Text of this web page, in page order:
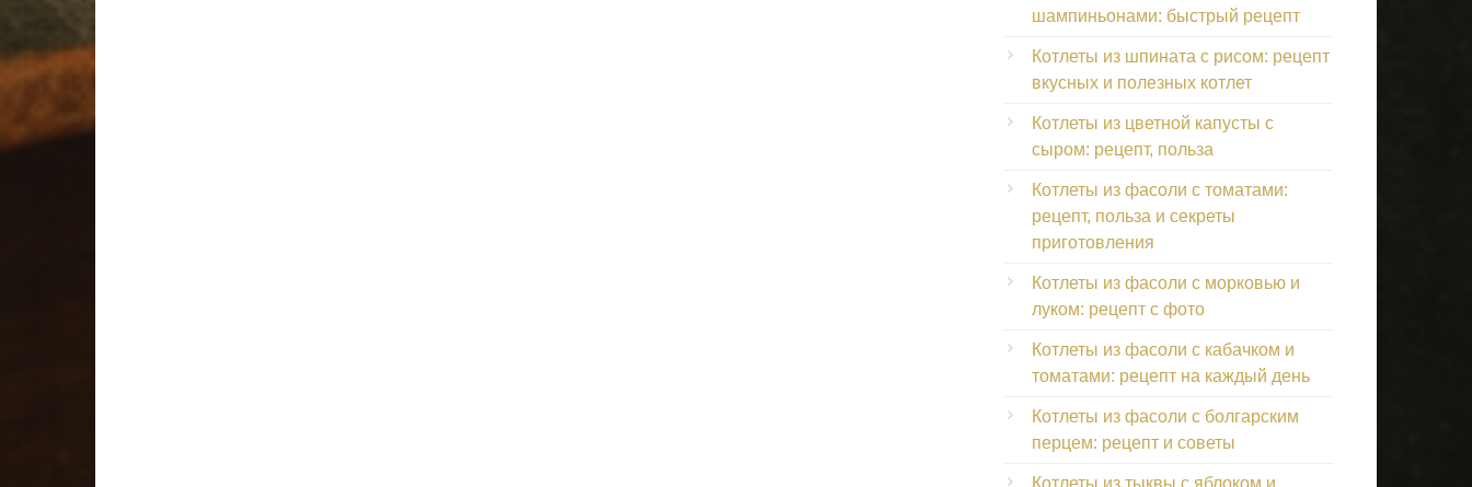
шампиньонами: быстрый рецепт
Котлеты из шпината с рисом: рецепт
вкусных и полезных котлет
Котлеты из цветной капусты с
сыром: рецепт, польза
Котлеты из фасоли с томатами:
рецепт, польза и секреты
приготовления
Котлеты из фасоли с морковью и
луком: рецепт с фото
Котлеты из фасоли с кабачком и
томатами: рецепт на каждый день
Котлеты из фасоли с болгарским
перцем: рецепт и советы
Котлеты из тыквы с яблоком и